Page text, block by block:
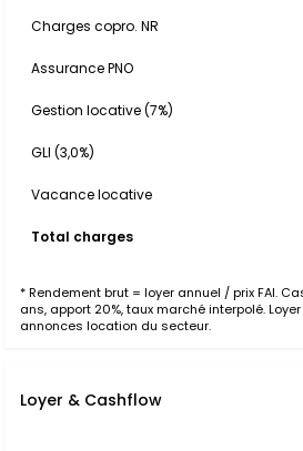
Charges copro. NR
Assurance PNO
Gestion locative (7%)
GLI (3,0%)
Vacance locative
Total charges
* Rendement brut = loyer annuel / prix FAI.
ans, apport 20%, taux marché interpolé.
annonces location du secteur.
Loyer & Cashflow